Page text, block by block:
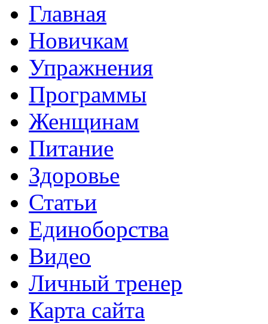
Главная
Новичкам
Упражнения
Программы
Женщинам
Питание
Здоровье
Статьи
Единоборства
Видео
Личный тренер
Карта сайта